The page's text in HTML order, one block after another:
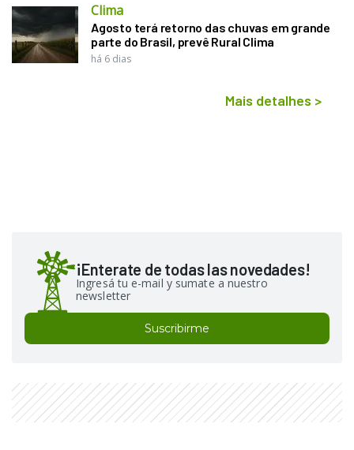
Clima
Agosto terá retorno das chuvas em grande
parte do Brasil, prevê Rural Clima
há 6 dias
Mais detalhes >
¡Enterate de todas las novedades!
Ingresá tu e-mail y sumate a nuestro
newsletter
Suscribirme